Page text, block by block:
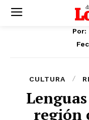
Por:
CULTURA
región